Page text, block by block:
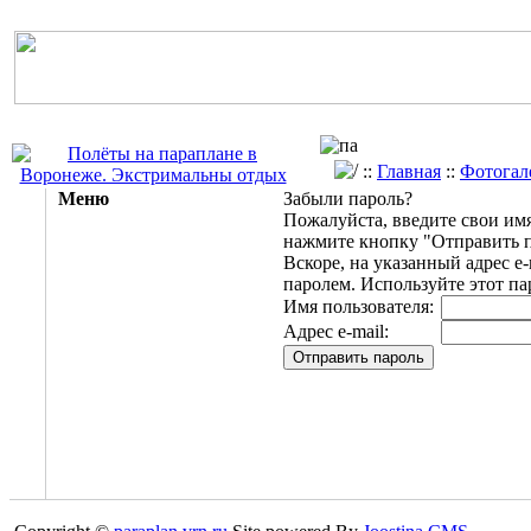
:: Главная ::
Меню
Забыли пароль?
Пожалуйста, введите свои
нажмите кнопку "Отправить
Вскоре, на указанный адрес
паролем. Используйте этот
Имя пользователя:
Адрес e-mail: